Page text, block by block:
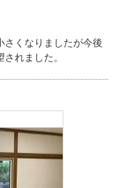
さくなりましたが今後
れました。